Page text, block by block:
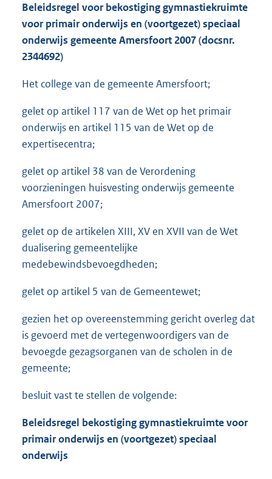
Beleidsregel voor bekostiging gymnastiekruimte
voor primair onderwijs en (voortgezet) speciaal
onderwijs gemeente Amersfoort 2007 (docsnr.
2344692)
Het college van de gemeente Amersfoort;
gelet op artikel 117 van de Wet op het primair
onderwijs en artikel 115 van de Wet op de
expertisecentra;
gelet op artikel 38 van de Verordening
voorzieningen huisvesting onderwijs gemeente
Amersfoort 2007;
gelet op de artikelen XIII, XV en XVII van de Wet
dualisering gemeentelijke
medebewindsbevoegdheden;
gelet op artikel 5 van de Gemeentewet;
gezien het op overeenstemming gericht overleg dat
is gevoerd met de vertegenwoordigers van de
bevoegde gezagsorganen van de scholen in de
gemeente;
besluit vast te stellen de volgende:
Beleidsregel bekostiging gymnastiekruimte voor
primair onderwijs en (voortgezet) speciaal
onderwijs